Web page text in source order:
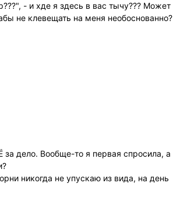
- и хде я здесь в вас тычу??? Может
не клевещать на меня необоснованно?
за дело. Вообще-то я первая спросила, а
никогда не упускаю из вида, на день